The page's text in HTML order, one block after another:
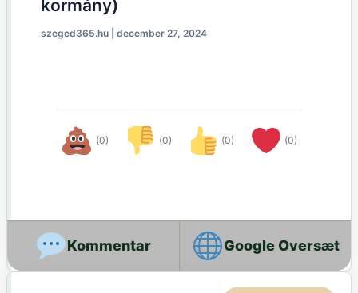
kormány)
szeged365.hu december 27, 2024
(0) (0) (0) (0)
Google Oversæt